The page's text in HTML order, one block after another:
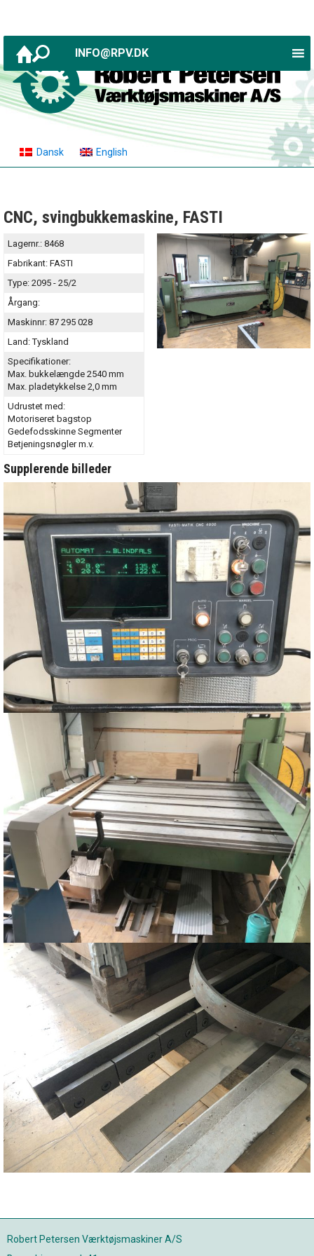
Dansk English
INFO@RPV.DK
CNC, svingbukkemaskine, FASTI
Lagernr.: 8468
Fabrikant: FASTI
Type: 2095 - 25/2
Årgang:
Maskinnr: 87 295 028
Land:Tyskland
Specifikationer:
Max. bukkelængde 2540 mm
Max. pladetykkelse 2,0 mm
Udrustet med:
Motoriseret bagstop
Gedefodsskinne Segmenter
Betjeningsnøgler m.v.
Supplerende billeder
Robert Petersen Værktøjsmaskiner A/S